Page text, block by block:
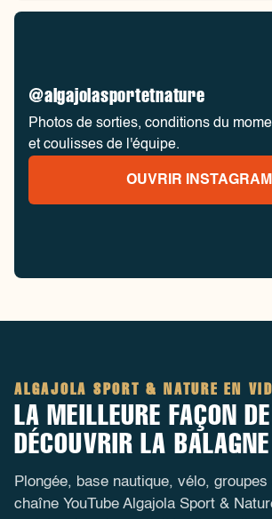
@algajolasportetnature
Photos de sorties, conditions du
et coulisses de l'équipe.
OUVRIR INSTAGRAM
ALGAJOLA SPORT & NATURE EN
LA MEILLEURE FAÇON DE
DÉCOUVRIR LA BALAGNE
Plongée, base nautique, vélo,
chaîne YouTube Algajola Sport &